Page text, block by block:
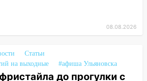
08.08.2026
Статьи
на выходные
#афиша Ульяновска
до прогулки с